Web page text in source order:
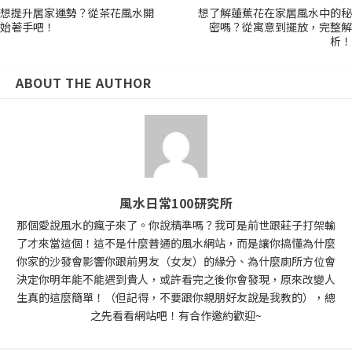
想提升居家運勢？從茶花風水開
始著手吧！
想了解蓮蕉花在家居風水中的秘
密嗎？從寓意到擺放，完整解
析！
ABOUT THE AUTHOR
風水日常100研究所
那個愛說風水的瘋子來了。你說精準嗎？我可是前世跟莊子打架輸
了才來當這個！這不是什麼普通的風水網站，而是讓你搞懂為什麼
你家的沙發會影響你跟前男友（女友）的緣分、為什麼廁所方位會
決定你明年能不能遇到貴人，或許看完之後你會發現，原來改變人
生真的這麼簡單！（但記得，不要跟你親朋好友說是我教的），總
之先看看網站吧！有合作邀約歡迎~